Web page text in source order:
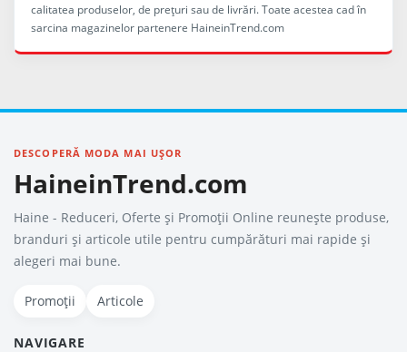
calitatea produselor, de preţuri sau de livrări. Toate acestea cad în
sarcina magazinelor partenere HaineinTrend.com
DESCOPERĂ MODA MAI UȘOR
HaineinTrend.com
Haine - Reduceri, Oferte şi Promoţii Online reunește produse,
branduri și articole utile pentru cumpărături mai rapide și
alegeri mai bune.
Promoții Articole
NAVIGARE